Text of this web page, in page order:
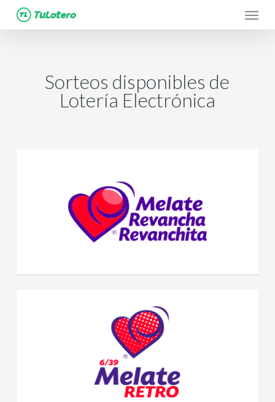
Skip
to
Menu
Sorteos disponibles de
Lotería Electrónica